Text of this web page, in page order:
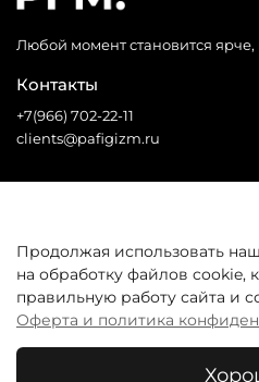
Любой момент становится ярче,
Покупателям
Контакты
+7(966) 702-22-11
clients@pafigizm.ru
* Запрещенная сеть
Продолжая использовать
на обработку файлов cookie,
правильную работу сайта и
Оферта и политика